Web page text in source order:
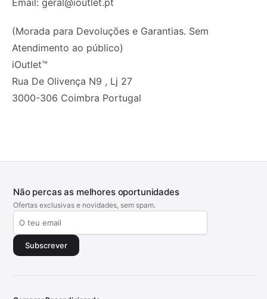
Email: geral@ioutlet.pt
(Morada para Devoluções e Garantias. Sem
Atendimento ao público)
iOutlet™
Rua De Olivença N9 , Lj 27
3000-306 Coimbra Portugal
Não percas as melhores oportunidades
Ofertas exclusivas e novidades, sem spam.
Subscrever